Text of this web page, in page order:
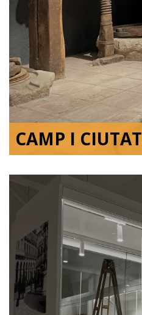
CAMP I CIUTAT